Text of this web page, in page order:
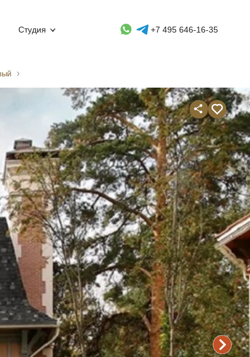
Студия Whatsapp контакт
Telegram контакт
+7 495 646-16-35